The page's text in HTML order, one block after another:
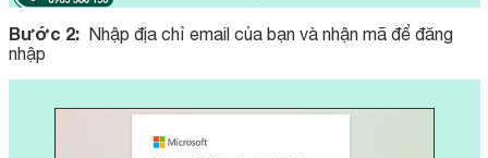
Bước 2: Nhập địa chỉ email của bạn và nhận mã để đăng
nhập